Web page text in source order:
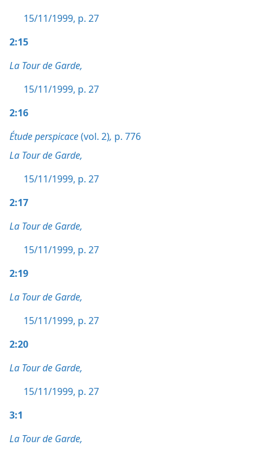
15/11/1999, p. 27
2:15
La Tour de Garde,
15/11/1999, p. 27
2:16
Étude perspicace(vol. 2), p. 776
La Tour de Garde,
15/11/1999, p. 27
2:17
La Tour de Garde,
15/11/1999, p. 27
2:19
La Tour de Garde,
15/11/1999, p. 27
2:20
La Tour de Garde,
15/11/1999, p. 27
3:1
La Tour de Garde,